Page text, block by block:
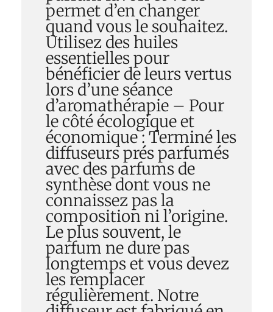
permet d’en changer
quand vous le souhaitez.
Utilisez des huiles
essentielles pour
bénéficier de leurs vertus
lors d’une séance
d’aromathérapie – Pour
le côté écologique et
économique : Terminé les
diffuseurs prés parfumés
avec des parfums de
synthèse dont vous ne
connaissez pas la
composition ni l’origine.
Le plus souvent, le
parfum ne dure pas
longtemps et vous devez
les remplacer
régulièrement. Notre